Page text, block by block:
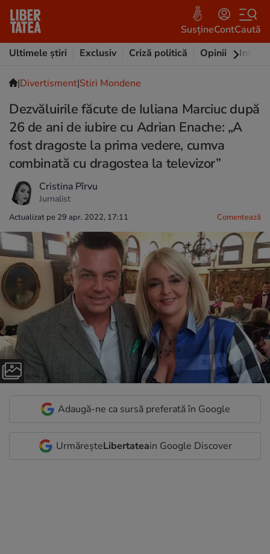
SusțineContCaută
Ultimele știri
Exclusiv Criză politică Opinii
|Divertisment|Stiri Mondene
Dezvăluirile făcute de Iuliana Marciuc după
26 de ani de iubire cu Adrian Enache: „A
fost dragoste la prima vedere, cumva
combinată cu dragostea la televizor”
Cristina Pîrvu
Jurnalist
Actualizat pe 29 apr. 2022, 17:11 Comentează
Adaugă-ne ca sursă preferată în Google
UrmăreșteLibertateain Google Discover